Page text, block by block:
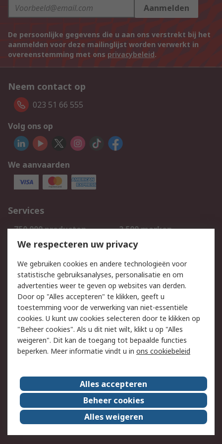
Aanmelden
De persoonlijke gegevens die u aan ons verstrekt bij het
aanmelden voor deze mailinglijst worden verwerkt in
overeenstemming met ons privacybeleid.
Neem contact op
023 51 66 555
Volg ons op
We aanvaarden
Services
750.000 producten
2.500 merken
Bestellen
Inkoopoplossingen
Track & Trace
Wettelijk
Cookiebeleid
Email veiligheid
Privacybeleid
Websitevoorwaarden
Algemene
verkoopvoorwaarden
Over RS
RS Group
Over ons
RS wereldwijd
Werken bij RS
ESG
We respecteren uw privacy
We gebruiken cookies en andere technologieën voor
statistische gebruiksanalyses, personalisatie en om
advertenties weer te geven op websites van derden.
Door op "Alles accepteren" te klikken, geeft u
toestemming voor de verwerking van niet-essentiële
cookies. U kunt uw cookies selecteren door te klikken op
"Beheer cookies". Als u dit niet wilt, klikt u op "Alles
weigeren". Dit kan de toegang tot bepaalde functies
beperken. Meer informatie vindt u in ons cookiebeleid
Alles accepteren
Beheer cookies
Alles weigeren